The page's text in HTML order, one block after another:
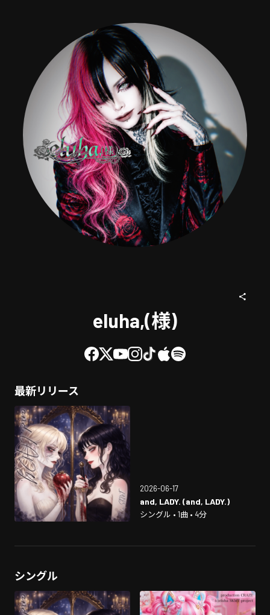
eluha,(様)
最新リリース
2026-06-17
and, LADY. (and, LADY.)
シングル • 1曲 • 4分
シングル